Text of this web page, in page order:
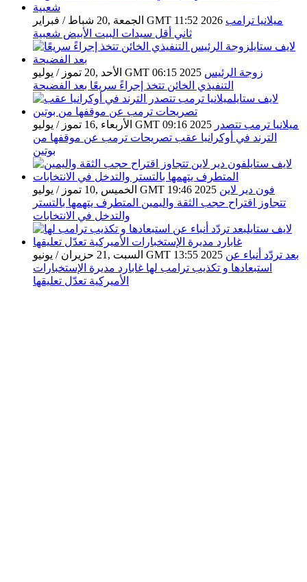
الجمعة ,20 شباط / فبراير GMT 11:52 2026 ميلانيا ترامب
ثاني أقل سيدات البيت الأبيض شعبية
الأحد ,20 تموز / يوليو GMT 06:15 2025 زوجة الرئيس
التنفيذي الخائن تتخذ إجراءً سريعًا بعد الفضيحة
الأربعاء ,16 تموز / يوليو GMT 09:16 2025 ميلانيا ترمب تتصدر
الترند في أوكرانيا عقب تصريحات ترمب عن موقفها من
بوتين
الخميس ,10 تموز / يوليو GMT 19:46 2025 فون دير لاين
تتجاوز اقتراح حجب الثقة واليمين المتطرف يتهمها بالتستر
والتدخل في الانتخابات
السبت ,21 حزيران / يونيو GMT 13:55 2025 بعد تردّد أنباء عن
استبعادها و تكذيب ترامب لها غابارد مديرة الإستخبارات
الأميركية تعدّل تعليقها